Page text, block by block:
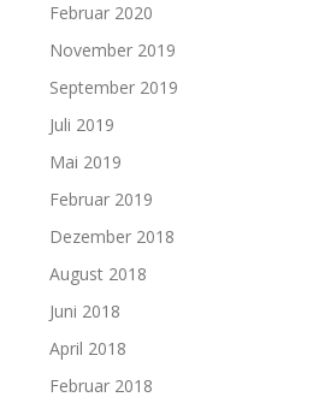
Februar 2020
November 2019
September 2019
Juli 2019
Mai 2019
Februar 2019
Dezember 2018
August 2018
Juni 2018
April 2018
Februar 2018